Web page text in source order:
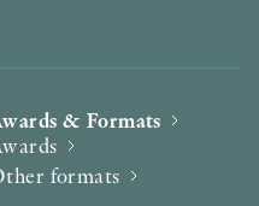
& Formats
formats